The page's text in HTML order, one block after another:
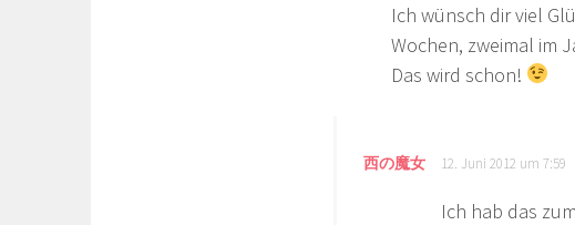
Ich wünsch dir viel
Wochen, zweimal im
Das wird schon!
西の魔女 12. Juni 2012 um 7:59
Ich hab das